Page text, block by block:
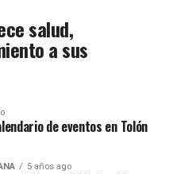
salud,
a sus
de eventos en Tolón
5 años ago